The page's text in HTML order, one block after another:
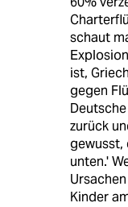
schaut
ist,
gegen
zurück
gewusst,
unten.'
Kinder